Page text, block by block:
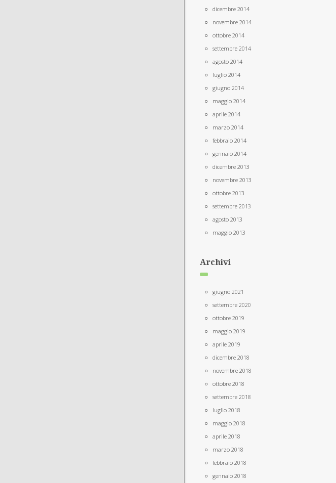
dicembre 2014
novembre 2014
ottobre 2014
settembre 2014
agosto 2014
luglio 2014
giugno 2014
maggio 2014
aprile 2014
marzo 2014
febbraio 2014
gennaio 2014
dicembre 2013
novembre 2013
ottobre 2013
settembre 2013
agosto 2013
maggio 2013
Archivi
giugno 2021
settembre 2020
ottobre 2019
maggio 2019
aprile 2019
dicembre 2018
novembre 2018
ottobre 2018
settembre 2018
luglio 2018
maggio 2018
aprile 2018
marzo 2018
febbraio 2018
gennaio 2018